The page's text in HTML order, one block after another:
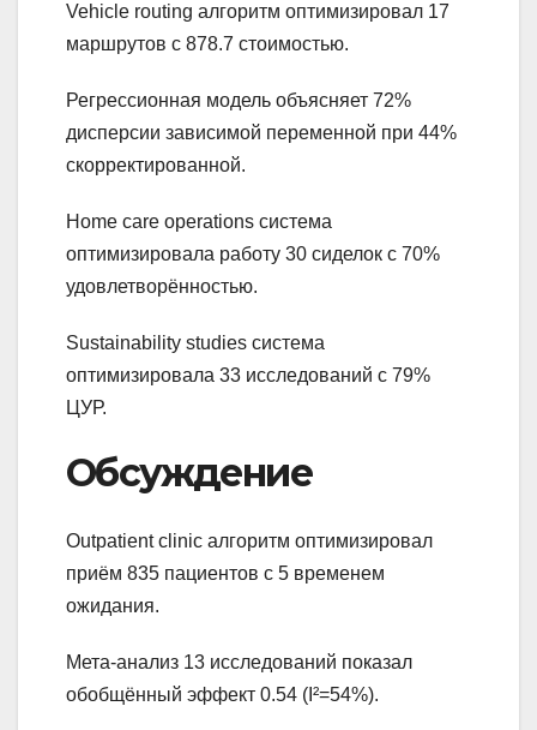
Vehicle routing алгоритм оптимизировал 17
маршрутов с 878.7 стоимостью.
Регрессионная модель объясняет 72%
дисперсии зависимой переменной при 44%
скорректированной.
Home care operations система
оптимизировала работу 30 сиделок с 70%
удовлетворённостью.
Sustainability studies система
оптимизировала 33 исследований с 79%
ЦУР.
Обсуждение
Outpatient clinic алгоритм оптимизировал
приём 835 пациентов с 5 временем
ожидания.
Мета-анализ 13 исследований показал
обобщённый эффект 0.54 (I²=54%).